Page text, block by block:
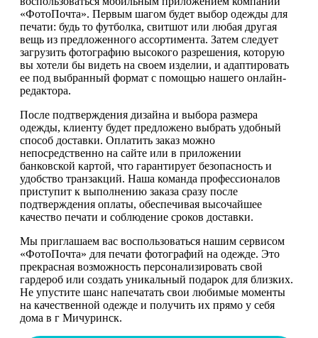
«ФотоПочта». Первым шагом будет выбор одежды для
печати: будь то футболка, свитшот или любая другая
вещь из предложенного ассортимента. Затем следует
загрузить фотографию высокого разрешения, которую
вы хотели бы видеть на своем изделии, и адаптировать
ее под выбранный формат с помощью нашего онлайн-
редактора.
После подтверждения дизайна и выбора размера
одежды, клиенту будет предложено выбрать удобный
способ доставки. Оплатить заказ можно
непосредственно на сайте или в приложении
банковской картой, что гарантирует безопасность и
удобство транзакций. Наша команда профессионалов
приступит к выполнению заказа сразу после
подтверждения оплаты, обеспечивая высочайшее
качество печати и соблюдение сроков доставки.
Мы приглашаем вас воспользоваться нашим сервисом
«ФотоПочта» для печати фотографий на одежде. Это
прекрасная возможность персонализировать свой
гардероб или создать уникальный подарок для близких.
Не упустите шанс напечатать свои любимые моменты
на качественной одежде и получить их прямо у себя
дома в г Мичуринск.